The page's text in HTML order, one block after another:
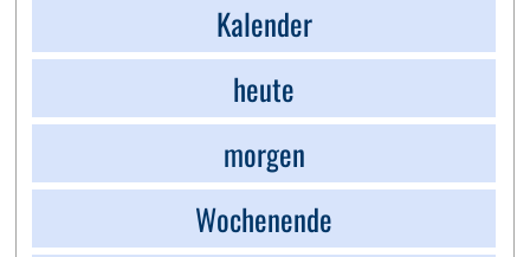
Kalender
heute
morgen
Wochenende